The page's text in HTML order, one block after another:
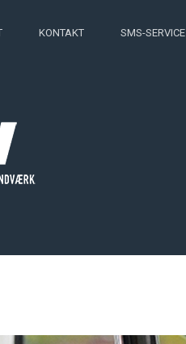
KONTAKT SMS-SERVICE